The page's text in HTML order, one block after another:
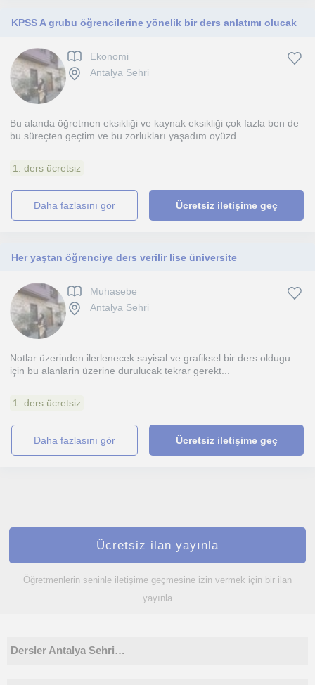
KPSS A grubu öğrencilerine yönelik bir ders anlatımı olucak
Ekonomi
Antalya Sehri
Bu alanda öğretmen eksikliği ve kaynak eksikliği çok fazla ben de
bu süreçten geçtim ve bu zorlukları yaşadım oyüzd...
1. ders ücretsiz
daha fazlasını gör Ücretsiz iletişime geç
Her yaştan öğrenciye ders verilir lise üniversite
Muhasebe
Antalya Sehri
Notlar üzerinden ilerlenecek sayisal ve grafiksel bir ders oldugu
için bu alanlarin üzerine durulucak tekrar gerekt...
1. ders ücretsiz
daha fazlasını gör Ücretsiz iletişime geç
Ücretsiz ilan yayınla
Öğretmenlerin seninle iletişime geçmesine izin vermek için bir ilan
yayınla
Dersler Antalya Sehri…